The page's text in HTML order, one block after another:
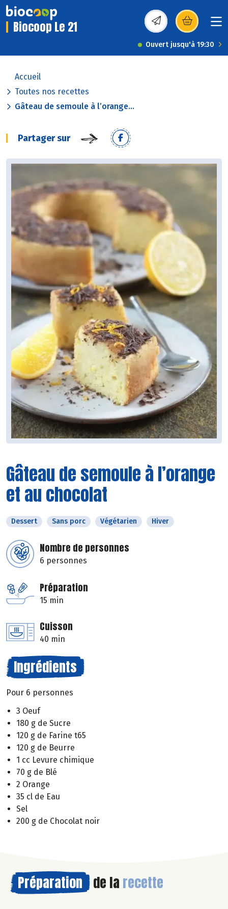
Biocoop Le 21 (s’ouvre dans une
Ouvert jusqu'à 19:30
Accueil
Toutes nos recettes
Gâteau de semoule à l’orange...
Partager sur
Gâteau de semoule à l’orange
et au chocolat
Dessert Sans porc Végétarien Hiver
Nombre de personnes
6 personnes
Préparation
15 min
Cuisson
40 min
Ingrédients
Pour 6 personnes
3 Oeuf
180 g de Sucre
120 g de Farine t65
120 g de Beurre
1 cc Levure chimique
70 g de Blé
2 Orange
35 cl de Eau
Sel
200 g de Chocolat noir
Préparation de la recette